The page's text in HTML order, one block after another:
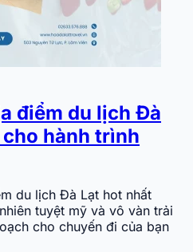
điểm du lịch Đà
hành trình
du lịch Đà Lạt hot nhất
tuyệt mỹ và vô vàn trải
cho chuyến đi của bạn